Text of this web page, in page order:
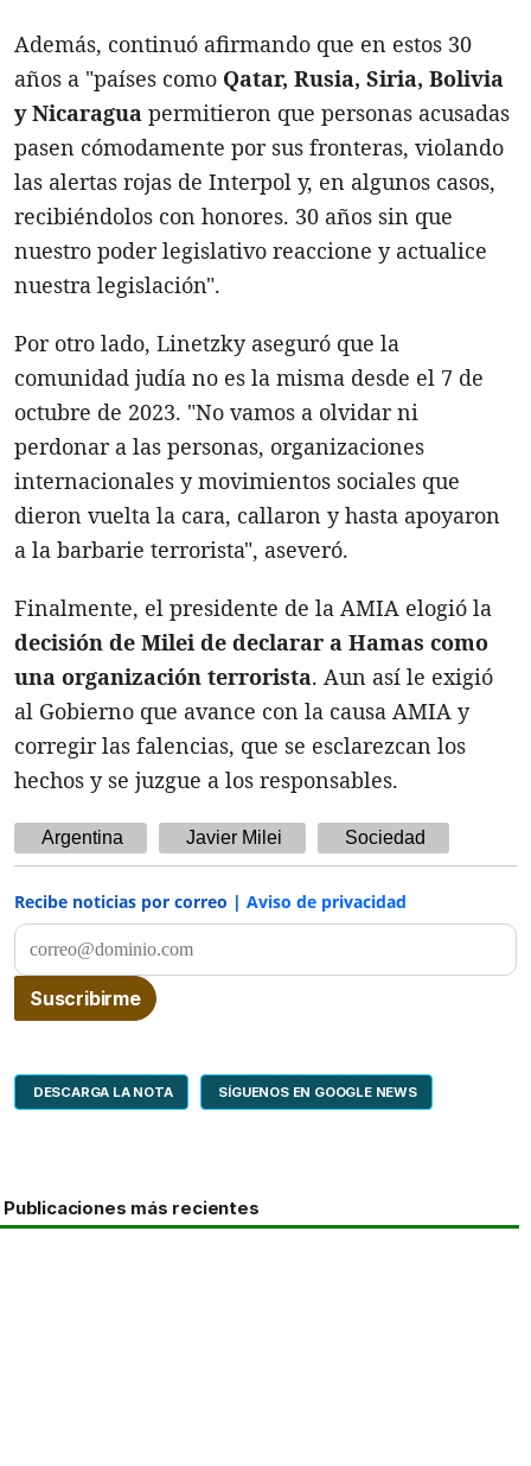
Además, continuó afirmando que en estos 30
años a "países como Qatar, Rusia, Siria, Bolivia
y Nicaragua permitieron que personas acusadas
pasen cómodamente por sus fronteras, violando
las alertas rojas de Interpol y, en algunos casos,
recibiéndolos con honores. 30 años sin que
nuestro poder legislativo reaccione y actualice
nuestra legislación".
Por otro lado, Linetzky aseguró que la
comunidad judía no es la misma desde el 7 de
octubre de 2023. "No vamos a olvidar ni
perdonar a las personas, organizaciones
internacionales y movimientos sociales que
dieron vuelta la cara, callaron y hasta apoyaron
a la barbarie terrorista", aseveró.
Finalmente, el presidente de la AMIA elogió la
decisión de Milei de declarar a Hamas como
una organización terrorista. Aun así le exigió
al Gobierno que avance con la causa AMIA y
corregir las falencias, que se esclarezcan los
hechos y se juzgue a los responsables.
Argentina Javier Milei Sociedad
Recibe noticias por correo | Aviso de privacidad
DESCARGA LA NOTA SÍGUENOS EN GOOGLE NEWS
Publicaciones más recientes